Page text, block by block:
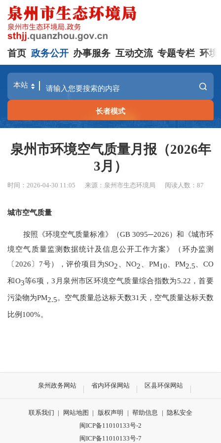
首页 政务公开 办事服务 互动交流 专题专栏 环境
长者模式
泉州市环境空气质量月报（2026年
3月）
时间：2026-04-30 11:05 来源：泉州市生态环境局 阅读人数：87
城市空气质量
按照《环境空气质量标准》（GB 3095─2026） 和 《城市环
境空气质量监测数据统计及信息公开工作方案》（ 环办监测
〔 2026〕 7号） ，评价项目为SO2 、NO2 PM10 PM2.5 CO
和O3等6项，3 月泉州市区环境空气质量综合指数为5.22 ，首要
污染物为PM2.5。空气质量总达标天数31 天 ， 空气质量达标天数
比例100%。
泉州政务网站 省内环保网站 区县环保网站
联系我们 | 网站地图 | 版权声明 | 帮助信息 | 隐私安全
闽ICP备11010133号-2
闽ICP备11010133号-7